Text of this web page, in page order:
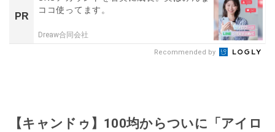
PR
ココ使ってます。
Dreaw合同会社
Recommended by
【キャンドゥ】100均からついに「アイロ